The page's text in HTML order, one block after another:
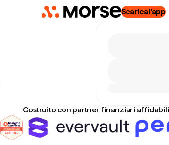
Scarica l'app
Costruito con partner finanziari affidabili